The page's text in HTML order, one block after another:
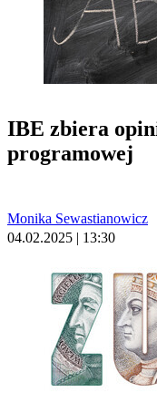
IBE zbiera
programowej
Monika Sewastianowicz
04.02.2025 | 13:30